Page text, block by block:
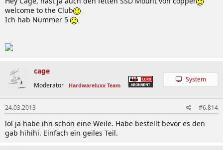
welcome to the Club
Ich hab Nummer 5
cage
Moderator Hardwareluxx Team
System
24.03.2013 #6.814
lol ja habe ihn schon eine Weile. Habe bestellt bevor es den
gab hihihi. Einfach ein geiles Teil.